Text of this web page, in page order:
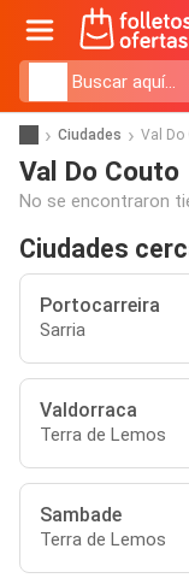
Ciudades Val Do
Val Do Couto
No se encontraron
Ciudades
Portocarreira
Sarria
Valdorraca
Terra de Lemos
Sambade
Terra de Lemos